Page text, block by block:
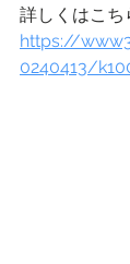
詳しくはこち
https://
0240413/